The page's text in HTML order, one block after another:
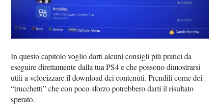
In questo capitolo voglio darti alcuni consigli più pratici da
eseguire direttamente dalla tua PS4 e che possono dimostrarsi
utili a velocizzare il download dei contenuti. Prendili come dei
“trucchetti” che con poco sforzo potrebbero darti il risultato
sperato.